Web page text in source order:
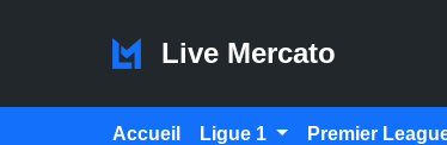
Live Mercato
Accueil Ligue 1 Premier